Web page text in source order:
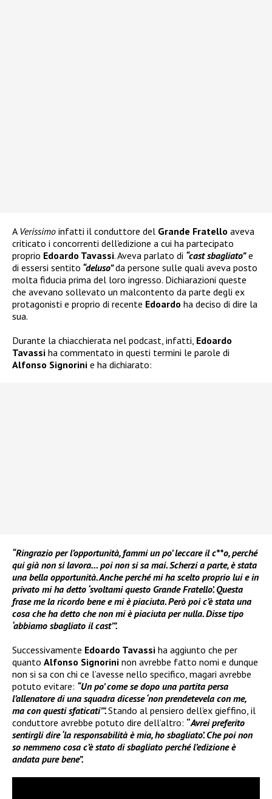
A Verissimo infatti il conduttore del Grande Fratello aveva
criticato i concorrenti dell’edizione a cui ha partecipato
proprio Edoardo Tavassi. Aveva parlato di “cast sbagliato”e
di essersi sentito “deluso”da persone sulle quali aveva posto
molta fiducia prima del loro ingresso. Dichiarazioni queste
che avevano sollevato un malcontento da parte degli ex
protagonisti e proprio di recente Edoardo ha deciso di dire la
sua.
Durante la chiacchierata nel podcast, infatti, Edoardo
Tavassi ha commentato in questi termini le parole di
Alfonso Signorini e ha dichiarato:
“Ringrazio per l’opportunità, fammi un po’ leccare il c**o, perché
qui già non si lavora… poi non si sa mai. Scherzi a parte, è stata
una bella opportunità. Anche perché mi ha scelto proprio lui e in
privato mi ha detto ‘svoltami questo Grande Fratello’. Questa
frase me la ricordo bene e mi è piaciuta. Però poi c’è stata una
cosa che ha detto che non mi è piaciuta per nulla. Disse tipo
‘abbiamo sbagliato il cast’”.
Successivamente Edoardo Tavassi ha aggiunto che per
quanto Alfonso Signorini non avrebbe fatto nomi e dunque
non si sa con chi ce l’avesse nello specifico, magari avrebbe
potuto evitare: “Un po’ come se dopo una partita persa
l’allenatore di una squadra dicesse ‘non prendetevela con me,
ma con questi sfaticati’”.Stando al pensiero dell’ex gieffino, il
conduttore avrebbe potuto dire dell’altro: “Avrei preferito
sentirgli dire ‘la responsabilità è mia, ho sbagliato’. Che poi non
so nemmeno cosa c’è stato di sbagliato perché l’edizione è
andata pure bene”.